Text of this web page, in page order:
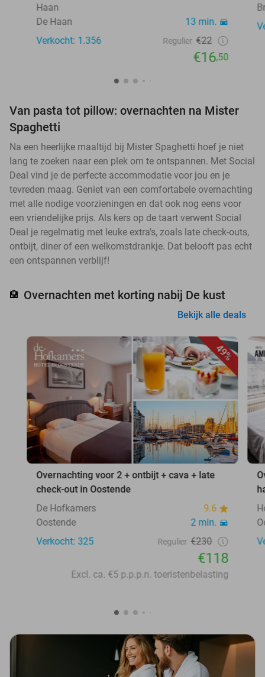
Haan
De Haan
13 min.
Verkocht: 1.356
Regulier €22
€16,50
Van pasta tot pillow: overnachten na Mister
Spaghetti
Na een heerlijke maaltijd bij Mister Spaghetti hoef je niet
lang te zoeken naar een plek om te ontspannen. Met Social
Deal vind je de perfecte accommodatie voor jou en je
tevreden maag. Geniet van een comfortabele overnachting
met alle nodige voorzieningen en dat ook nog eens voor
een vriendelijke prijs. Als kers op de taart verwent Social
Deal je regelmatig met leuke extra's, zoals late check-outs,
ontbijt, diner of een welkomstdrankje. Dat belooft pas echt
een ontspannen verblijf!
🏨 Overnachten met korting nabij De kust
Bekijk alle deals
49%
Overnachting voor 2 + ontbijt + cava + late
check-out in Oostende
De Hofkamers
9.6
Oostende
2 min.
Verkocht: 325
Regulier €230
€118
Excl. ca. €5 p.p.p.n. toeristenbelasting